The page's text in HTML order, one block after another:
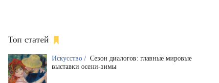
Топ статей
Искусство / Сезон диалогов: главные мировые
выставки осени-зимы